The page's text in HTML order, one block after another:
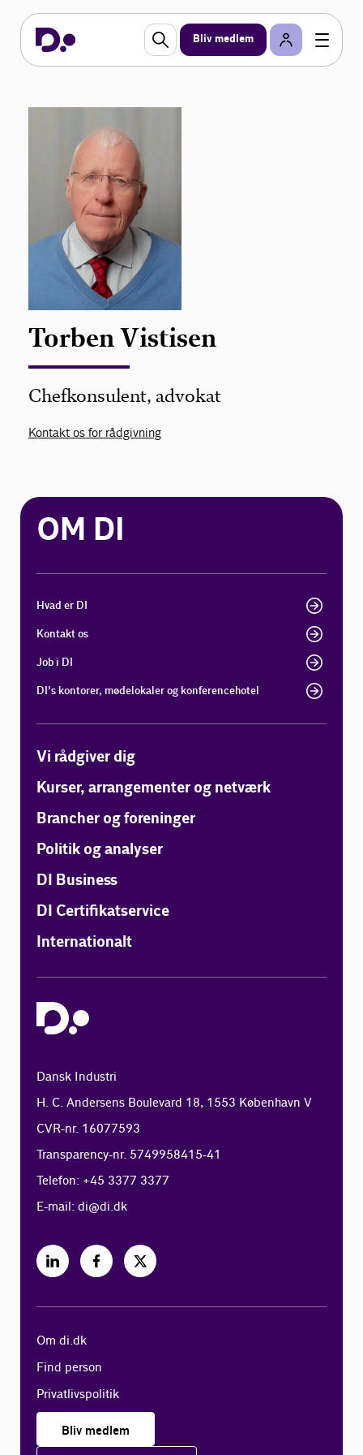
Bliv medlem
Torben Vistisen
Chefkonsulent, advokat
Kontakt os for rådgivning
OM DI
Hvad er DI
Kontakt os
Job i DI
DI's kontorer, mødelokaler og konferencehotel
Vi rådgiver dig
Kurser, arrangementer og netværk
Brancher og foreninger
Politik og analyser
DI Business
DI Certifikatservice
Internationalt
Dansk Industri
H. C. Andersens Boulevard 18, 1553 København V
CVR-nr. 16077593
Transparency-nr. 5749958415-41
Telefon: +45 3377 3377
E-mail:di@di.dk
Om di.dk
Find person
Privatlivspolitik
Bliv medlem